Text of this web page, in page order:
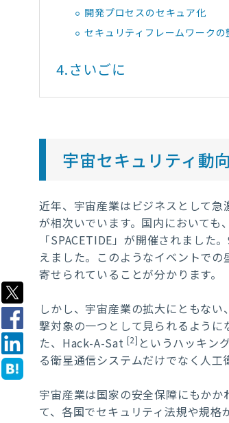
開発プロセスのセキュア化
セキュリティフレームワークの
4.さいごに
宇宙セキュリティ動向
近年、宇宙産業はビジネスとして
が相次いでいます。国内において
「SPACETIDE」が開催されまし
えました。このようなイベントで
寄せられていることが分かります。
しかし、宇宙産業の拡大にともな
撃対象の一つとして見られるよう
た、Hack-A-Sat [2] というハッキン
る衛星通信システムだけでなく人工
宇宙産業は国家の安全保障にもか
て、各国でセキュリティ法規や規